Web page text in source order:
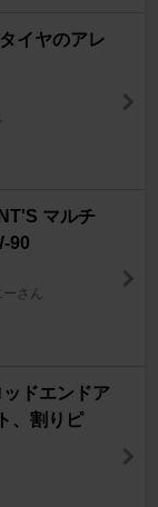
イヤのアレ
マルチ
90
さん
ドエンドア
、割りピ